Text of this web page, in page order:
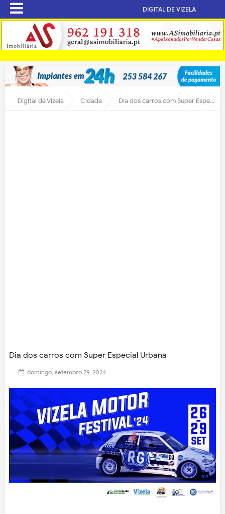
DIGITAL DE VIZELA
Digital de Vizela Cidade Dia dos carros com Super Especial Urbana
Dia dos carros com Super Especial Urbana
domingo, setembro 29, 2024